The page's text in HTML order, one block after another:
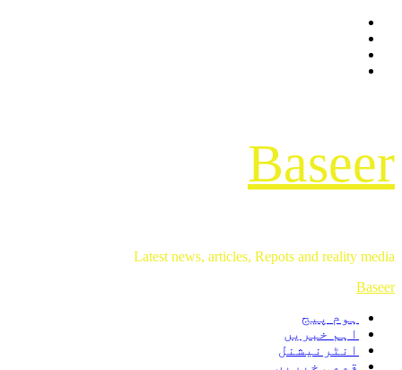
Skip
content
Baseer
Latest news, articles, Repots and reality media
Primary
Baseer
ہوم پیج
اہم خبریں
انٹرنیشنل
قومی خبریں